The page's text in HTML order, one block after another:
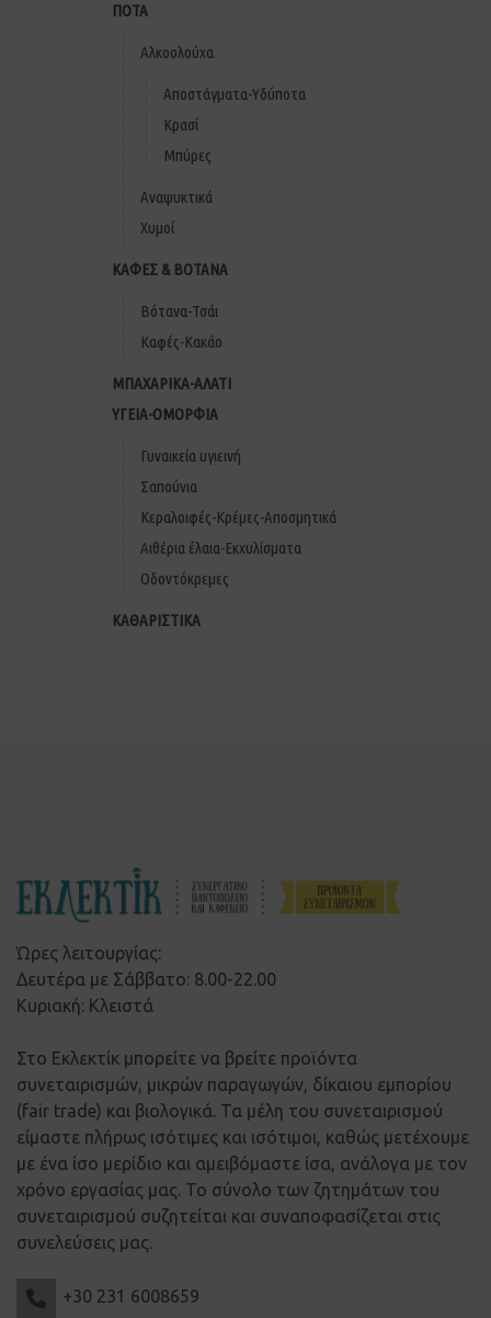
ΠΟΤΑ
Αλκοολούχα
Αποστάγματα-Υδύποτα
Κρασί
Μπύρες
Αναψυκτικά
Χυμοί
ΚΑΦΕΣ & ΒΟΤΑΝΑ
Βότανα-Τσάι
Καφές-Κακάο
ΜΠΑΧΑΡΙΚΑ-ΑΛΑΤΙ
ΥΓΕΙΑ-ΟΜΟΡΦΙΑ
Γυναικεία υγιεινή
Σαπούνια
Κεραλοιφές-Κρέμες-Αποσμητικά
Αιθέρια έλαια-Εκχυλίσματα
Οδοντόκρεμες
ΚΑΘΑΡΙΣΤΙΚΑ
Ώρες λειτουργίας:
Δευτέρα με Σάββατο: 8.00-22.00
Κυριακή: Κλειστά
Στο Εκλεκτίκ μπορείτε να βρείτε προϊόντα
συνεταιρισμών, μικρών παραγωγών, δίκαιου εμπορίου
(fair trade) και βιολογικά. Τα μέλη του συνεταιρισμού
είμαστε πλήρως ισότιμες και ισότιμοι, καθώς μετέχουμε
με ένα ίσο μερίδιο και αμειβόμαστε ίσα, ανάλογα με τον
χρόνο εργασίας μας. Το σύνολο των ζητημάτων του
συνεταιρισμού συζητείται και συναποφασίζεται στις
συνελεύσεις μας.
+30 231 6008659